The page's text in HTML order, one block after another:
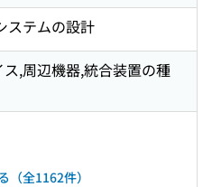
ステムの設計
,周辺機器,統合装置の種
（全1162件）